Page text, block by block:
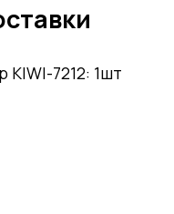
7212: 1шт